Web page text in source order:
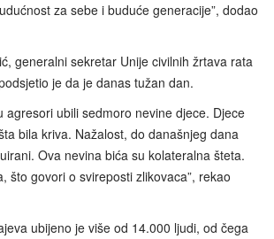
za sebe i buduće generacije”, dodao
generalni sekretar Unije civilnih žrtava rata
je da je danas tužan dan.
agresori ubili sedmoro nevine djece. Djece
bila kriva. Nažalost, do današnjeg dana
Ova nevina bića su kolateralna šteta.
što govori o svireposti zlikovaca”, rekao
ubijeno je više od 14.000 ljudi, od čega